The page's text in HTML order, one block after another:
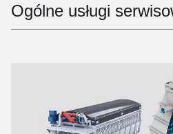
Ogólne usługi